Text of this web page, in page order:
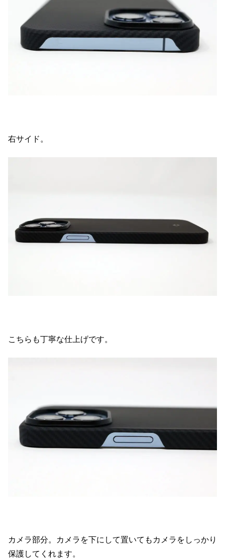
右サイド。
こちらも丁寧な仕上げです。
カメラ部分。カメラを下にして置いてもカメラをしっかり
保護してくれます。